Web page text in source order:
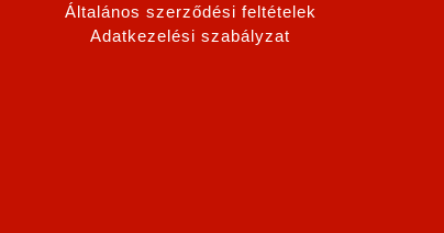
Általános szerződési feltételek
Adatkezelési szabályzat